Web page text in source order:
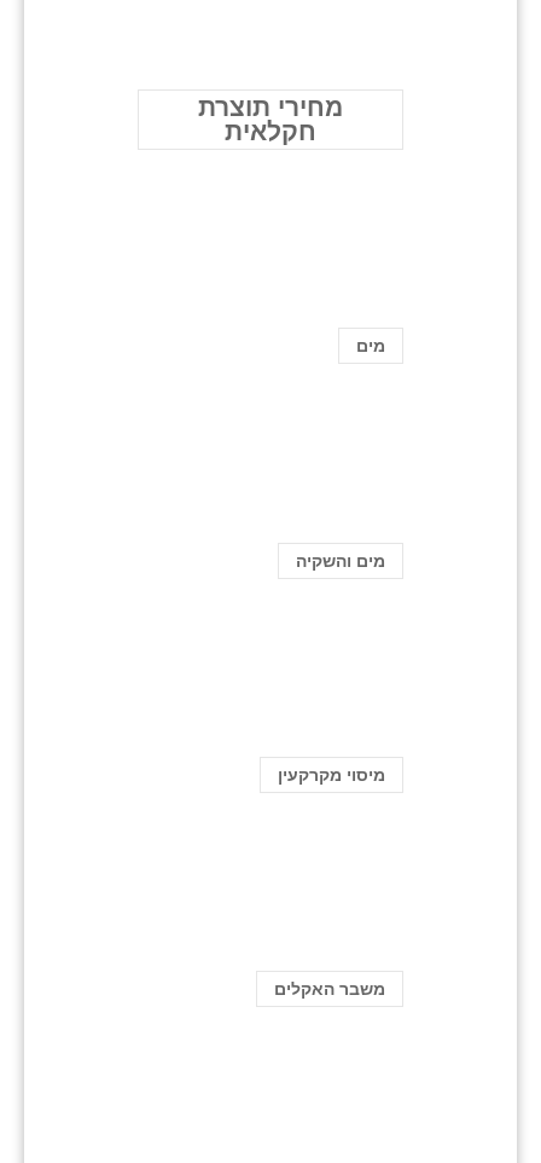
מחירי תוצרת
חקלאית
מים
מים והשקיה
מיסוי מקרקעין
משבר האקלים